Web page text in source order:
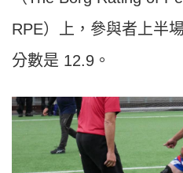
RPE）上，參與者上半
分數是 12.9。